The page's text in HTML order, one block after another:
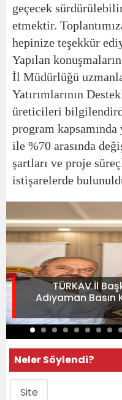
geçecek
etmektir.
hepinize teşekkür
Yapılan
İl Müdürlüğü
Yatırımlarının
üreticileri
program kapsamında
ile %70 arasında
şartları ve proje
istişarelerde
TÜRKAV İl
Adıyaman Basın
Neler Söylendi?
Site